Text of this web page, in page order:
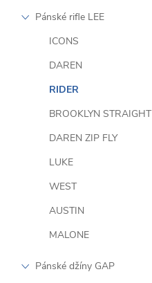
Pánské rifle LEE
ICONS
DAREN
RIDER
BROOKLYN STRAIGHT
DAREN ZIP FLY
LUKE
WEST
AUSTIN
MALONE
Pánské džíny GAP